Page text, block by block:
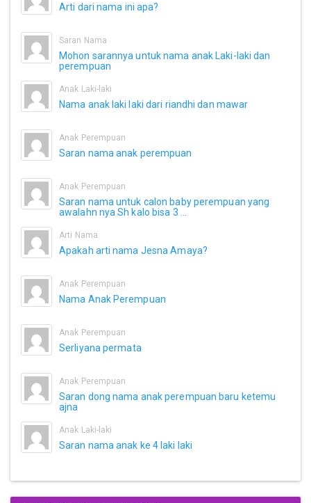
Arti dari nama ini apa?
Saran Nama
Mohon sarannya untuk nama anak Laki-laki dan
perempuan
Anak Laki-laki
Nama anak laki laki dari riandhi dan mawar
Anak Perempuan
Saran nama anak perempuan
Anak Perempuan
Saran nama untuk calon baby perempuan yang
awalahn nya Sh kalo bisa 3 ...
Arti Nama
Apakah arti nama Jesna Amaya?
Anak Perempuan
Nama Anak Perempuan
Anak Perempuan
Serliyana permata
Anak Perempuan
Saran dong nama anak perempuan baru ketemu
ajna
Anak Laki-laki
Saran nama anak ke 4 laki laki